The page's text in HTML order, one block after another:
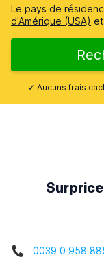
Le pays de
d'Amérique (USA)
✓ Aucuns frais
0039 0 958